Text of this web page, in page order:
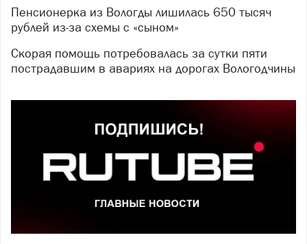
Пенсионерка из Вологды лишилась 650 тысяч
рублей из-за схемы с «сыном»
Скорая помощь потребовалась за сутки пяти
пострадавшим в авариях на дорогах Вологодчины